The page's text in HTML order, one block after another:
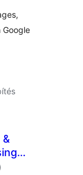
Google
értékelés
)